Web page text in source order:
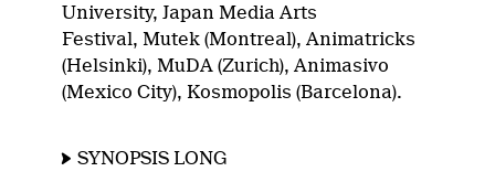
University, Japan Media Arts
Festival, Mutek (Montreal), Animatricks
(Helsinki), MuDA (Zurich), Animasivo
(Mexico City), Kosmopolis (Barcelona).
SYNOPSIS LONG